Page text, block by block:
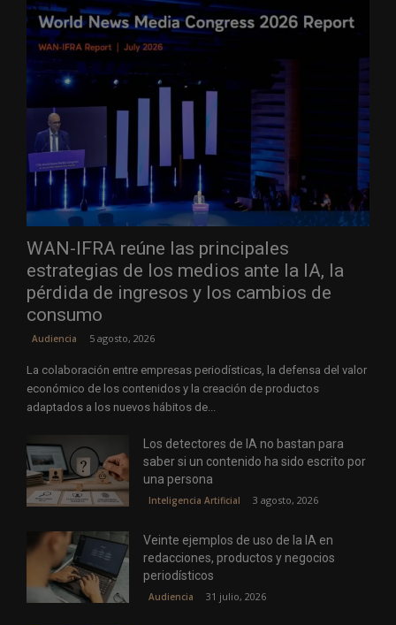
WAN-IFRA reúne las principales
estrategias de los medios ante la IA, la
pérdida de ingresos y los cambios de
consumo
Audiencia 5 agosto, 2026
La colaboración entre empresas periodísticas, la defensa del valor
económico de los contenidos y la creación de productos
adaptados a los nuevos hábitos de...
Los detectores de IA no bastan para
saber si un contenido ha sido escrito por
una persona
Inteligencia Artificial 3 agosto, 2026
Veinte ejemplos de uso de la IA en
redacciones, productos y negocios
periodísticos
Audiencia 31 julio, 2026